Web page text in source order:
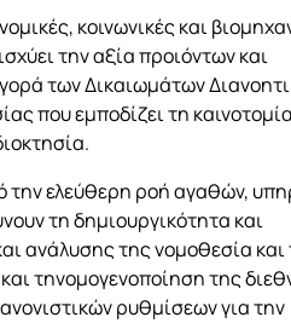
κοινωνικές και
την αξία προιόντων και
των Δικαιωμάτων
που εμποδίζει τη
την ελεύθερη ροή αγαθών,
τη δημιουργικότητα και
ανάλυσης της νομοθεσία και
τηνομογενοποίηση της
ρυθμίσεων για την